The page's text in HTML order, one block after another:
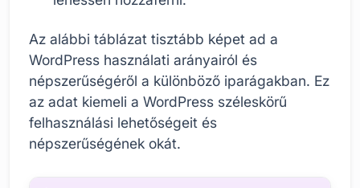
Az alábbi táblázat tisztább képet ad a
WordPress használati arányairól és
népszerűségéről a különböző iparágakban. Ez
az adat kiemeli a WordPress széleskörű
felhasználási lehetőségeit és
népszerűségének okát.